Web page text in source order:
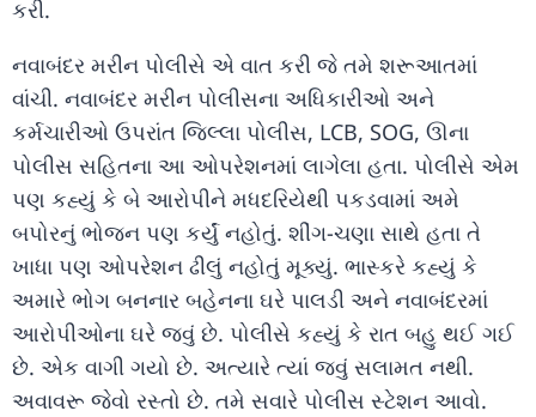
કરી.
નવાબંદર મરીન પોલીસે એ વાત કરી જે તમે શરૂઆતમાં
વાંચી. નવાબંદર મરીન પોલીસના અધિકારીઓ અને
કર્મચારીઓ ઉપરાંત જિલ્લા પોલીસ, LCB, SOG, ઊના
પોલીસ સહિતના આ ઓપરેશનમાં લાગેલા હતા. પોલીસે એમ
પણ કહ્યું કે બે આરોપીને મધદરિયેથી પકડવામાં અમે
બપોરનું ભોજન પણ કર્યું નહોતું. શીંગ-ચણા સાથે હતા તે
ખાધા પણ ઓપરેશન ઢીલું નહોતું મૂક્યું. ભાસ્કરે કહ્યું કે
અમારે ભોગ બનનાર બહેનના ઘરે પાલડી અને નવાબંદરમાં
આરોપીઓના ઘરે જવું છે. પોલીસે કહ્યું કે રાત બહુ થઈ ગઈ
છે. એક વાગી ગયો છે. અત્યારે ત્યાં જવું સલામત નથી.
અવાવરૂ જેવો રસ્તો છે. તમે સવારે પોલીસ સ્ટેશન આવો.